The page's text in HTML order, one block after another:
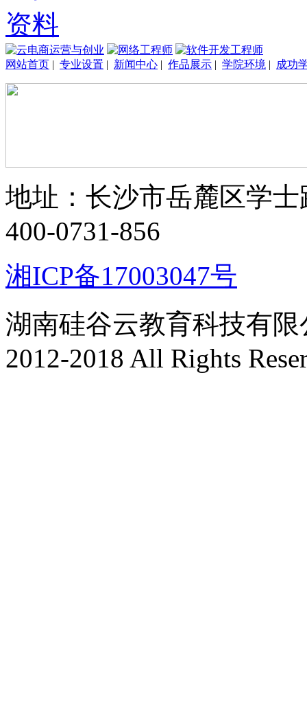
网站首页 | 专业设置 | 新闻中心 | 作品展示 | 学院环境 | 成功
地址：长沙市岳麓区学士
400-0731-856
湘ICP备17003047号
湖南硅谷云教育科技有
2012-2018 All Rights